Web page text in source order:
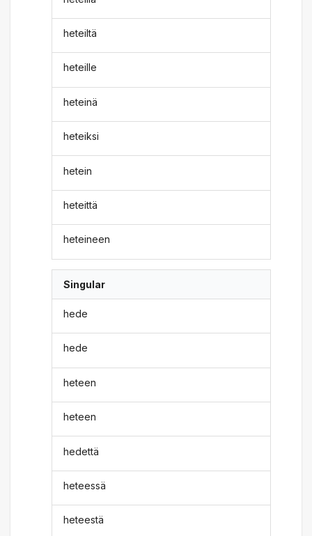
heteiltä
heteille
heteinä
heteiksi
hetein
heteittä
heteineen
Singular
hede
hede
heteen
heteen
hedettä
heteessä
heteestä